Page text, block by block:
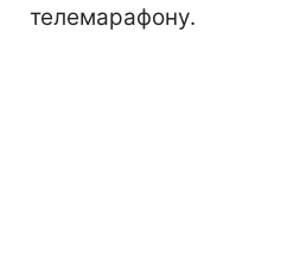
телемарафону.